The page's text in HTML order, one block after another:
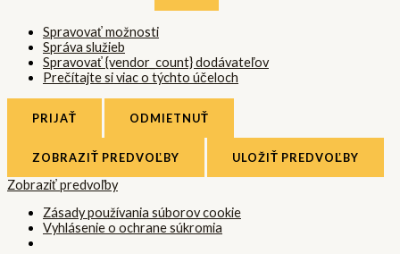
Spravovať možnosti
Správa služieb
Spravovať {vendor_count} dodávateľov
Prečítajte si viac o týchto účeloch
PRIJAŤ ODMIETNUŤ
ZOBRAZIŤ PREDVOĽBY ULOŽIŤ PREDVOĽBY
Zobraziť predvoľby
Zásady používania súborov cookie
Vyhlásenie o ochrane súkromia